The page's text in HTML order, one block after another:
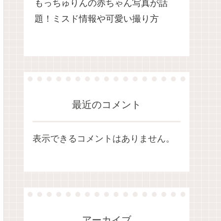
もっちゅりんの赤ちゃん写真が話
題！ミスド情報や可愛い撮り方
最近のコメント
表示できるコメントはありません。